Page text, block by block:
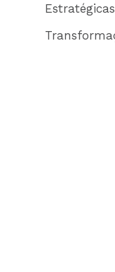
Estratégicas